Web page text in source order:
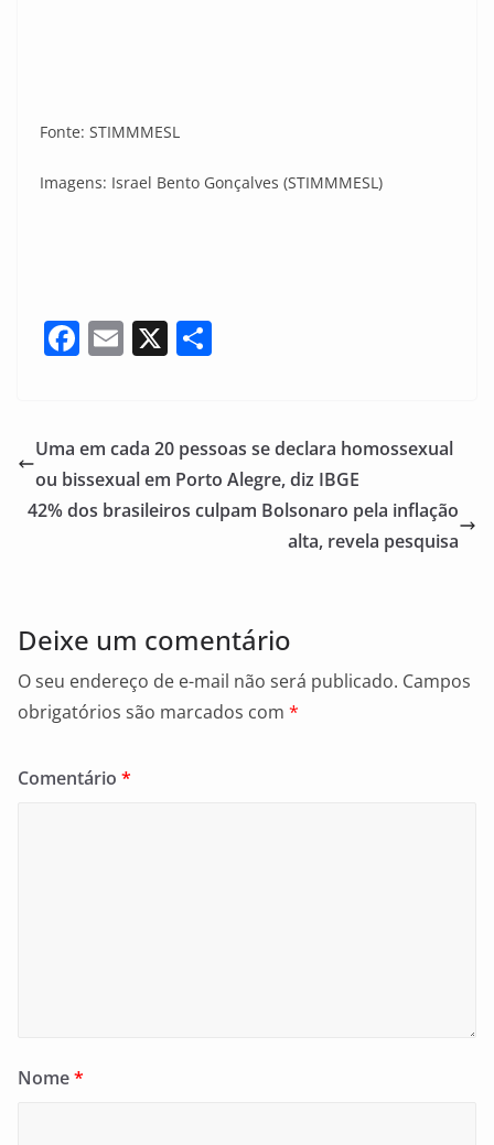
Fonte: STIMMMESL
Imagens: Israel Bento Gonçalves (STIMMMESL)
F
e
b
o
E
l
X
e
Uma em cada 20 pessoas se declara homossexual
ou bissexual em Porto Alegre, diz IBGE
42% dos brasileiros culpam Bolsonaro pela inflação
alta, revela pesquisa
Deixe um comentário
O seu endereço de e-mail não será publicado. Campos
obrigatórios são marcados com *
Comentário *
Nome*